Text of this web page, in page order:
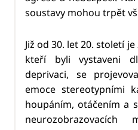
soustavy mohou trpět
Již od 30. let 20. století
kteří byli vystaveni
deprivaci, se
emoce stereotypními
houpáním, otáčením a